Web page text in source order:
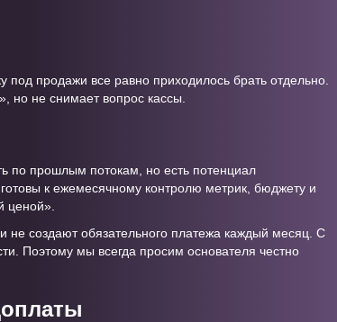
под продажи все равно приходилось брать отдельно.
но не снимает вопрос кассы.
по прошлым потокам, но есть потенциал
к ежемесячному контролю метрик, бюджету и
ценой».
не создают обязательного платежа каждый месяц. С
Поэтому мы всегда просим основателя честно